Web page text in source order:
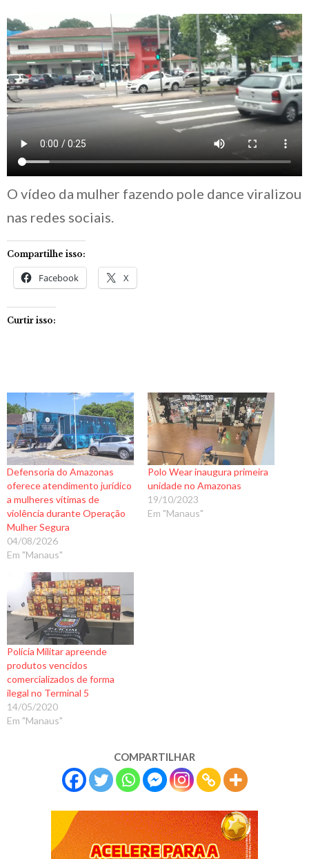
O vídeo da mulher fazendo pole dance viralizou
nas redes sociais.
Compartilhe isso:
Facebook X
Curtir isso:
Defensoria do Amazonas
oferece atendimento jurídico
a mulheres vítimas de
violência durante Operação
Mulher Segura
04/08/2026
Em "Manaus"
Polo Wear inaugura primeira
unidade no Amazonas
19/10/2023
Em "Manaus"
Polícia Militar apreende
produtos vencidos
comercializados de forma
ilegal no Terminal 5
14/05/2020
Em "Manaus"
COMPARTILHAR